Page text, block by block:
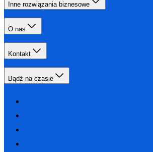
Inne rozwiązania biznesowe
O nas
Kontakt
Bądź na czasie